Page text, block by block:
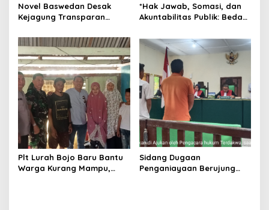
Novel Baswedan Desak
Kejagung Transparan
Eks Jampidsus Febrie
Adriansyah: Jangan
Biarkan Publik Kehilangan
Kepercayaan
*Hak Jawab, Somasi, dan
Akuntabilitas Publik: Bedah
Pemberitaan Martin
Manoluk, Putri Arum dan
Agung Nugroho*
Plt Lurah Bojo Baru Bantu
Warga Kurang Mampu,
Sidang Dugaan
Penganiayaan Berujung